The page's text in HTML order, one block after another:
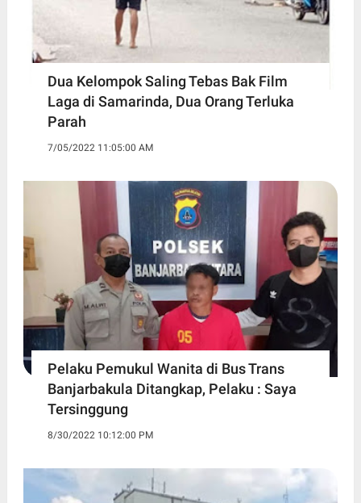
Dua Kelompok Saling Tebas Bak Film
Laga di Samarinda, Dua Orang Terluka
Parah
7/05/2022 11:05:00 AM
Pelaku Pemukul Wanita di Bus Trans
Banjarbakula Ditangkap, Pelaku : Saya
Tersinggung
8/30/2022 10:12:00 PM